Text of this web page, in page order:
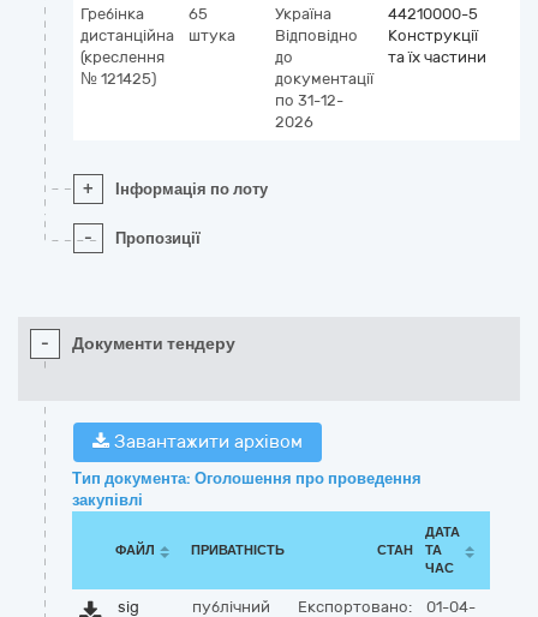
Гребінка
дистанційна
(креслення
№ 121425)
65
штука
Україна
Відповідно
до
документації
по 31-12-
2026
44210000-5
Конструкції
та їх частини
+ Інформація по лоту
- Пропозиції
- Документи тендеру
Завантажити архівом
Тип документа: Оголошення про проведення
закупівлі
ФАЙЛ ПРИВАТНІСТЬ СТАН
ДАТА
ТА
ЧАС
sig
публічний Експортовано:
01-04-